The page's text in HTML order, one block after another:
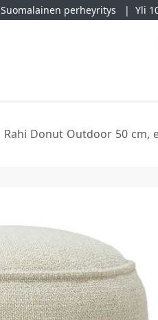
Suomalainen perheyritys | Yli
Rahi Donut Outdoor 50 cm,